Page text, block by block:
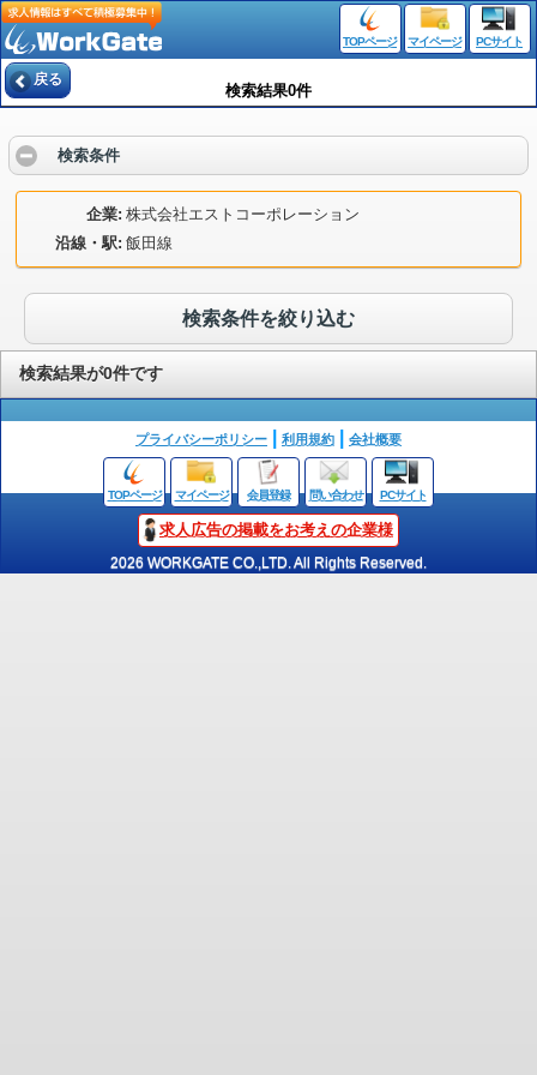
TOPページ マイページ PCサイト
戻る
検索結果0件
検索条件
企業 株式会社エストコーポレーション
沿線・駅 飯田線
検索条件を絞り込む
検索結果が0件です
プライバシーポリシー 利用規約 会社概要
TOPページ マイページ 会員登録 問い合わせ PCサイト
求人広告の掲載をお考えの企業様
2026 WORKGATE CO.,LTD. All Rights Reserved.